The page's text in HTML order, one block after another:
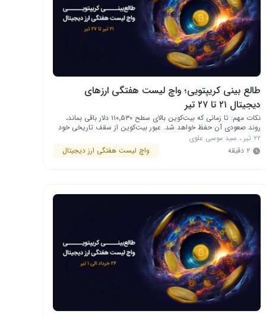
طالع بینی کریپتویی؛ واچ لیست هفتگی ارزهای
دیجیتال ۲۱ تا ۲۷ تیر
نکات مهم: تا زمانی که بیت‌کوین بالای سطح ۱۱۰٬۵۳۰ دلار باقی بماند،
روند صعودی آن حفظ خواهد شد. عبور بیت‌کوین از سقف تاریخی خود
هایپرلیکویید (HYPE)، یونی‌سواپ (UNI) و سی (SEI) شده است. در بازار
کریپتو چه خبر است؟ بیت‌کوین (BTC) در روندی صعودی قرار …
۲۲ تیر ، سید موسی علوی
۲ دقیقه
واچ لیست هفتگی ارز دیجیتال